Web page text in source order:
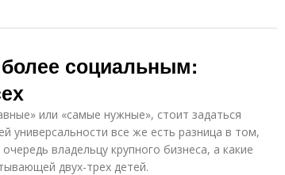
социальным:
или «самые нужные», стоит задаться
универсальности все же есть разница в том,
владельцу крупного бизнеса, а какие
двух-трех детей.